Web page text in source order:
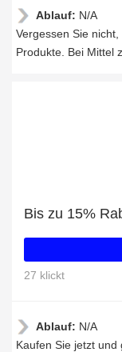
Ablauf: N/A
Vergessen Sie
Produkte. Bei Mittel
Bis zu 15%
27 klickt
Ablauf: N/A
Kaufen Sie jetzt